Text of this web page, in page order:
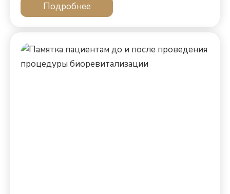
Подробнее